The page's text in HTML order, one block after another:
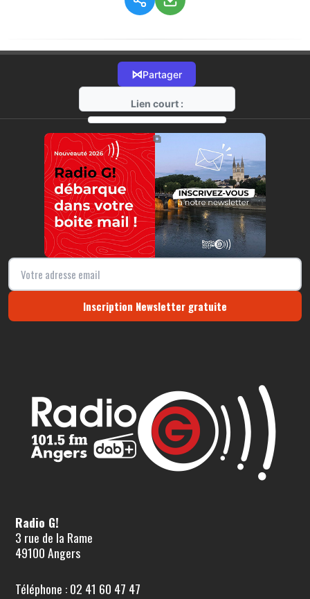
⋈Partager
Lien court :
https://radio-g.fr?17264
⧉
Inscription Newsletter gratuite
Radio G!
3 rue de la Rame
49100 Angers
Téléphone : 02 41 60 47 47